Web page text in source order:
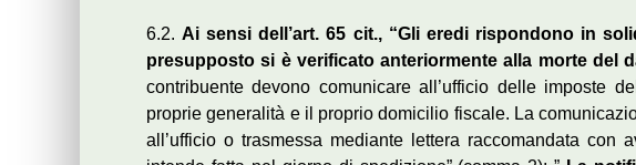
6.2.Ai sensi dell’art. 65 cit., “Gli eredi rispondono in
presupposto si è verificato anteriormente alla morte del
contribuente devono comunicare all’ufficio delle imposte
proprie generalità e il proprio domicilio fiscale. La
all’ufficio o trasmessa mediante lettera raccomandata con